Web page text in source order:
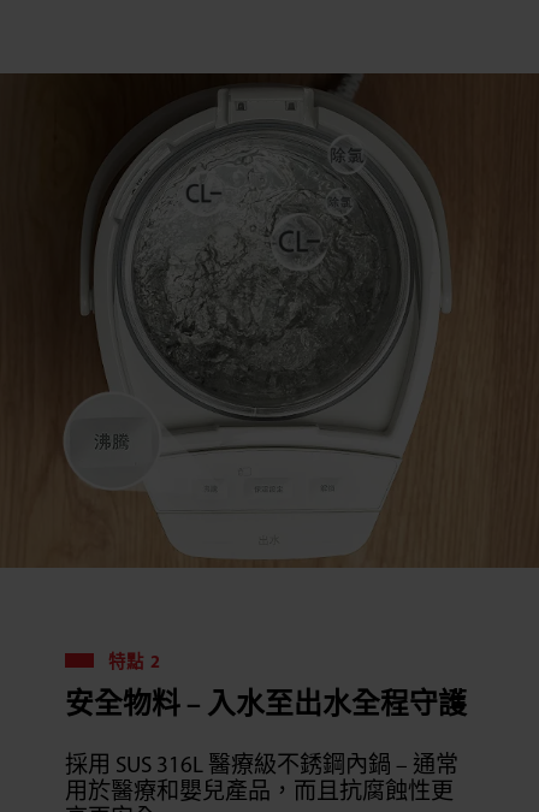
特點 2
安全物料 – 入水至出水全程守護
採用 SUS 316L 醫療級不銹鋼內鍋 – 通常
用於醫療和嬰兒產品，而且抗腐蝕性更